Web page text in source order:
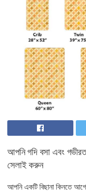
আপনি গদি বসা এবং
সেলাই করুন
আপনি একটি বিছানা কিনতে